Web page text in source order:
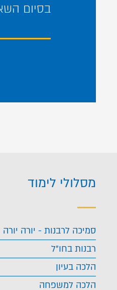
בסיום
מסלולי לימוד
סמיכה לרבנות - יורה יורה
רבנות בחו"ל
הלכה בעיון
הלכה למשפחה